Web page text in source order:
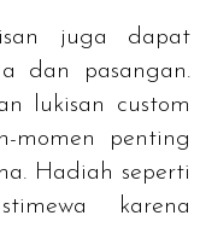
juga dapat
dan pasangan.
lukisan custom
momen penting
Hadiah seperti
karena